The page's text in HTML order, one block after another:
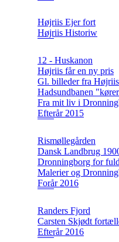
Højriis Ejer fort
Højriis Historiw
12 - Huskanon
Højriis får en ny pris
Gl. billeder fra Højriis
Hadsundbanen
Fra mit liv i
Efterår 2015
Rismøllegården
Dansk Landbrug
Dronningborg for
Malerier og
Forår 2016
Randers Fjord
Carsten Skjødt
Efterår 2016